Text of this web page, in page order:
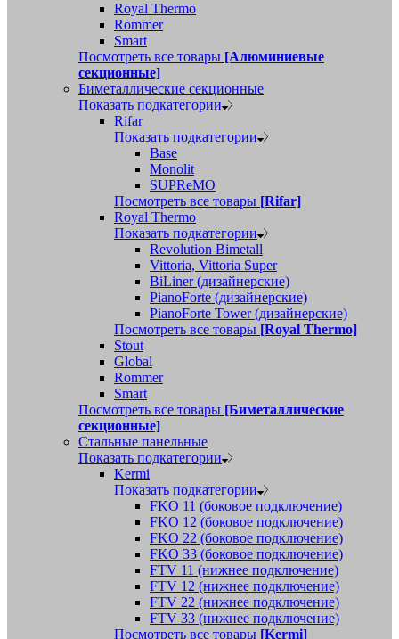
Royal Thermo
Rommer
Smart
Посмотреть все товары [Алюминиевые
секционные]
Биметаллические секционные
Показать подкатегории
Rifar
Показать подкатегории
Base
Monolit
SUPReMO
Посмотреть все товары [Rifar]
Royal Thermo
Показать подкатегории
Revolution Bimetall
Vittoria, Vittoria Super
BiLiner (дизайнерские)
PianoForte (дизайнерские)
PianoForte Tower (дизайнерские)
Посмотреть все товары [Royal Thermo]
Stout
Global
Rommer
Smart
Посмотреть все товары [Биметаллические
секционные]
Стальные панельные
Показать подкатегории
Kermi
Показать подкатегории
FKO 11 (боковое подключение)
FKO 12 (боковое подключение)
FKO 22 (боковое подключение)
FKO 33 (боковое подключение)
FTV 11 (нижнее подключение)
FTV 12 (нижнее подключение)
FTV 22 (нижнее подключение)
FTV 33 (нижнее подключение)
Посмотреть все товары [Kermi]